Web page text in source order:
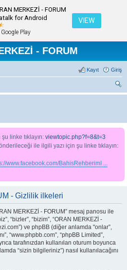
MERKEZİ - FORUM
for Android
Play
VIEW
- FORUM
Giriş
Kayıt
ra
linke tıklayın: viewtopic.php?f=8&t=3
ile ilgili yazı için şu linke tıklayın:
www.facebook.com/BahisRehberimI ...
- Gizlilik ilkeleri
MERKEZİ - FORUM” mesaj panosu ile
“bizler”, “bizim”, “ORAN MERKEZİ -
ve phpBB (diğer anlamda "onlar”,
“www.phpbb.com”, “phpBB Limited”,
tarafınızdan kullanılan oturum boyunca
“sizin bilgileriniz”) nasıl kullanılacağını